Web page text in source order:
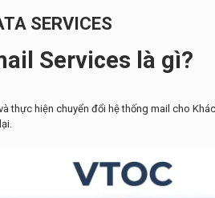
SERVICES
Services là gì?
thực hiện chuyển đổi hệ thống mail cho